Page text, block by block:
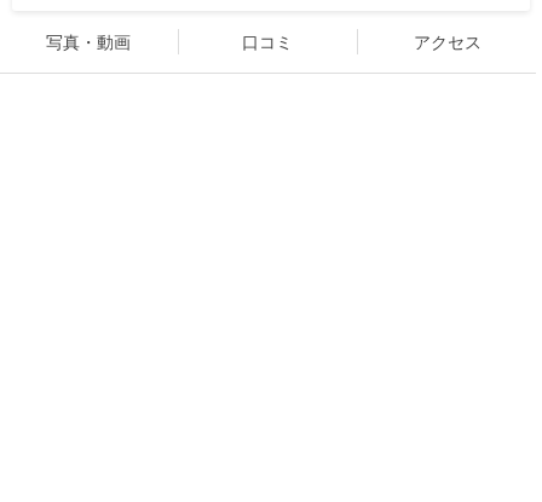
写真・動画 口コミ アクセス